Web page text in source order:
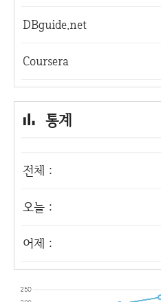
DBguide.net
Coursera
통계
전체 :
오늘 :
어제 :